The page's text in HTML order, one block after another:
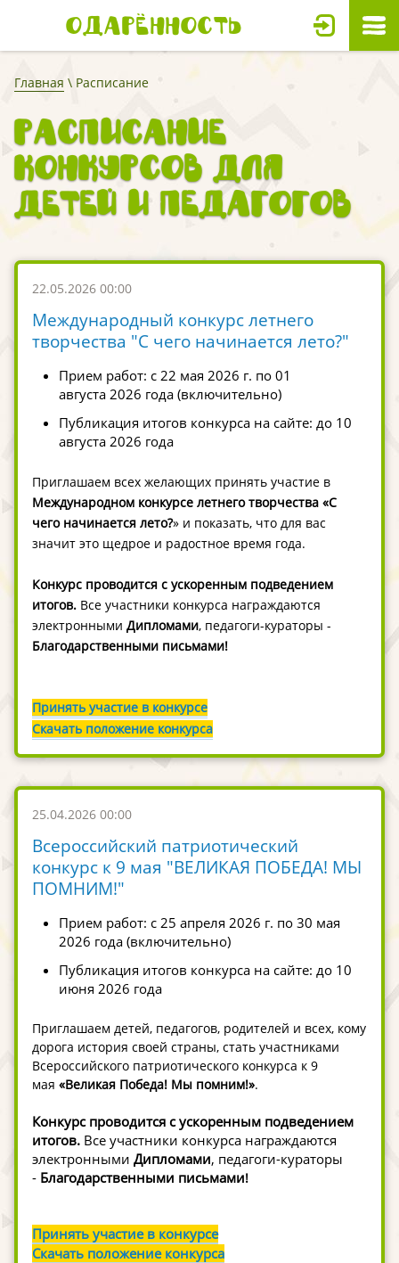
Одарённость
Главная \ Расписание
Расписание
конкурсов для
детей и педагогов
22.05.2026 00:00
Международный конкурс летнего
творчества "С чего начинается лето?"
Прием работ: с 22 мая 2026 г. по 01
августа 2026 года (включительно)
Публикация итогов конкурса на сайте: до 10
августа 2026 года
Приглашаем всех желающих принять участие в
Международном конкурсе летнего творчества «С
чего начинается лето?» и показать, что для вас
значит это щедрое и радостное время года.
Конкурс проводится с ускоренным подведением
итогов. Все участники конкурса награждаются
электронными Дипломами, педагоги-кураторы -
Благодарственными письмами!
Принять участие в конкурсе
Скачать положение конкурса
25.04.2026 00:00
Всероссийский патриотический
конкурс к 9 мая "ВЕЛИКАЯ ПОБЕДА! МЫ
ПОМНИМ!"
Прием работ: с 25 апреля 2026 г. по 30 мая
2026 года (включительно)
Публикация итогов конкурса на сайте: до 10
июня 2026 года
Приглашаем детей, педагогов, родителей и всех, кому
дорога история своей страны, стать участниками
Всероссийского патриотического конкурса к 9
мая «Великая Победа! Мы помним!».
Конкурс проводится с ускоренным подведением
итогов. Все участники конкурса награждаются
электронными Дипломами, педагоги-кураторы
- Благодарственными письмами!
Принять участие в конкурсе
Скачать положение конкурса